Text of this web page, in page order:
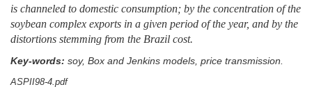
is channeled to domestic consumption; by the concentration of the
soybean complex exports in a given period of the year, and by the
distortions stemming from the Brazil cost.
Key-words: soy, Box and Jenkins models, price transmission.
ASPII98-4.pdf